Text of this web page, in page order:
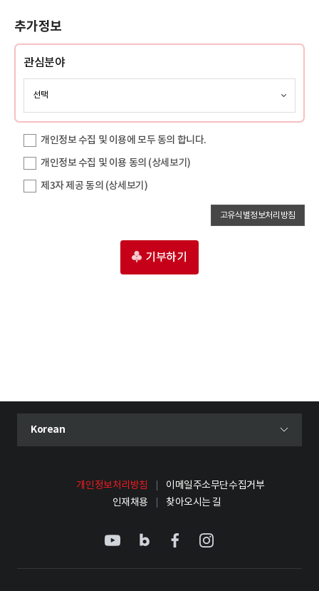
추가정보
관심분야
개인정보 수집 및 이용에 모두 동의 합니다.
개인정보 수집 및 이용 동의 (상세보기)
제3자 제공 동의 (상세보기)
고유식별정보처리방침
기부하기
언어 선택 메뉴 열기
현재 선택된 언어
Korean
개인정보처리방침
이메일주소무단수집거부
인재채용
찾아오시는 길